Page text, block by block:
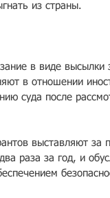
из страны.
в виде
в отношении
суда после
выставляют
раза за год, и